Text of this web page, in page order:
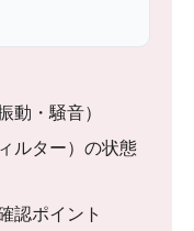
動・騒音）
ルター）の状態
認ポイント